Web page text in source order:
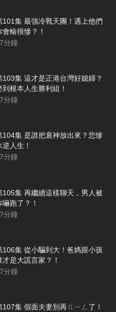
101集 最強冷戰天團！遇上他們
會輸很慘？！
分鐘
103集 這才是正港台灣好媳婦？
到根本人生勝利組！
分鐘
104集 是誰把衰神放出來？悲慘
逆人生！
分鐘
105集 再繼續這樣聊天，男人被
嚇跑了？！
分鐘
106集 從小騙到大！爸媽跟小孩
才是大謊言家？！
分鐘
107集 假面夫妻別再ㄍㄧㄥ了！